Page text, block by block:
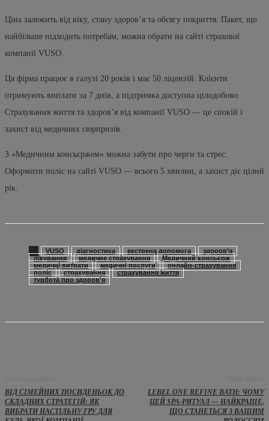
Ціна залежить від віку, стану здоров’я та обсягу покриття. Пакет, що
найбільше підходить потребам, можна обрати на сайті страхової
компанії VUSO.
Ця фірма працює в галузі 20 років і має 50 ліцензій. Клієнти
отримують виплати за 7 днів, а підтримка доступна цілодобово.
Страхування життя та здоров’я від компанії VUSO — це спокій і
захист від медичних сюрпризів.
З «Медичним консьєржем» можна забути про черги та стрес.
Оформити поліс на сайті VUSO — всього 5 хвилин, а захист діє цілий
рік.
VUSO діагностика екстрена допомога
здоров’я
лікування
медичне страхування
Медичний консьєрж
медичні витрати
медичні послуги
онлайн-страхування
поліс
страхування
страхування життя
турбота про здоров'я
ВІД СІМЕЙНИХ ПОСИДЕНЬОК ДО
СКЛАДНИХ СТРАТЕГІЙ: ЯК
ВИБРАТИ НАСТІЛЬНУ ГРУ ДЛЯ
LEBEL ONE REFINE BATH: ЧОМУ
ЦЕЙ SPA-РИТУАЛ — НАЙКРАЩЕ,
ЩО СТАНЕТЬСЯ З ВАШИМ